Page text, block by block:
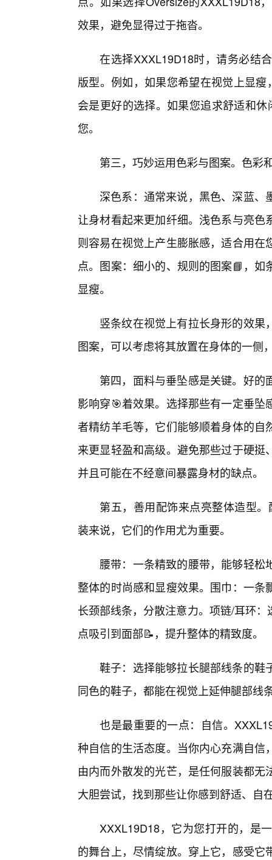
效果，避免显得过于拖沓。
在选择XXXL19D18时，请务必结
版型。例如，如果您希望在视觉上显
会是更好的选择。如果您追求舒适和
您。
第三，巧妙运用色彩与图案。色彩
深色系：通常来说，黑色、深蓝
让身材看起来更加纤细。浅色系与亮
则容易在视觉上产生膨胀感，适合用
点。图案：细小的、规则的图案📘，
显瘦。
竖条纹在视觉上有拉长身形的效
图案，可以考虑将其放置在身体的一侧
第四，面料与垂坠感是关键。好
影响穿🎯着效果。选择那些有一定垂
者精纺羊毛等，它们能够顺着身体的
来更显轻盈和高级。避免那些过于硬
并且可能在不经意间暴露身材的缺点。
第五，善用配饰来点亮整体造型
装来说，它们的作用尤为重要。
腰带：一条精致的腰带，能够轻
整体的时尚感和显瘦效果。围巾：一
长颈部线条，分散注意力。项链/耳环
点吸引到面部📝，提升整体的精致度。
鞋子：选择能够拉长腿部线条的鞋
同色的鞋子，都能在视觉上延伸腿部线
也是最重要的一点：自信。
种自信的生活态度。当你内心充满自
由内而外散发的光芒，是任何服装都
大胆尝试，找到那些让你感到舒适、自
XXXL19D18，它为您打开的，是
的舞台上，尽情绽放。穿上它，感受